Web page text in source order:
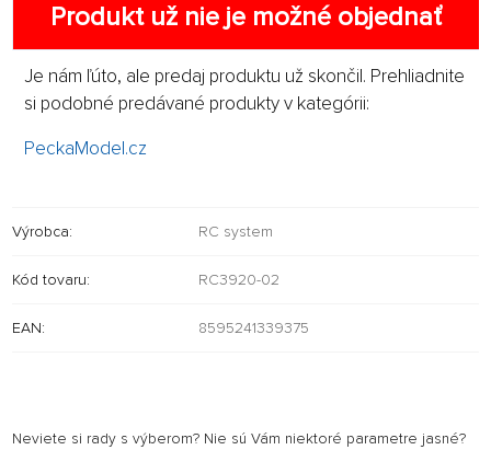
Produkt už nie je možné objednať
Je nám ľúto, ale predaj produktu už skončil. Prehliadnite
si podobné predávané produkty v kategórii:
PeckaModel.cz
Výrobca: RC system
Kód tovaru: RC3920-02
EAN: 8595241339375
Neviete si rady s výberom? Nie sú Vám niektoré parametre jasné?